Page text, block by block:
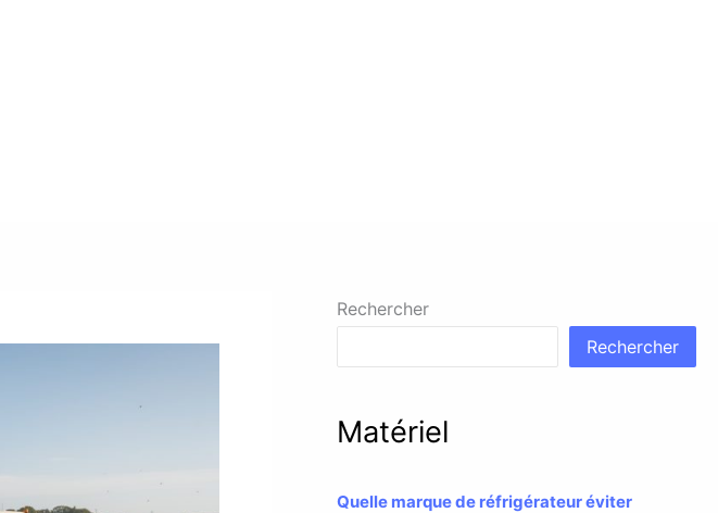
Rechercher
Rechercher
Matériel
Quelle marque de réfrigérateur éviter